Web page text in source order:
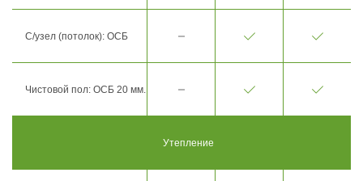
С/узел (потолок): ОСБ
Чистовой пол: ОСБ 20 мм.
Утепление